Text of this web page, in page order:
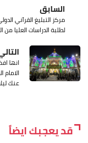
السابق
مركز التبليغ القرآني
لطلبة الدراسات العليا من
انها
عنك
قد يعجبك ايضاً